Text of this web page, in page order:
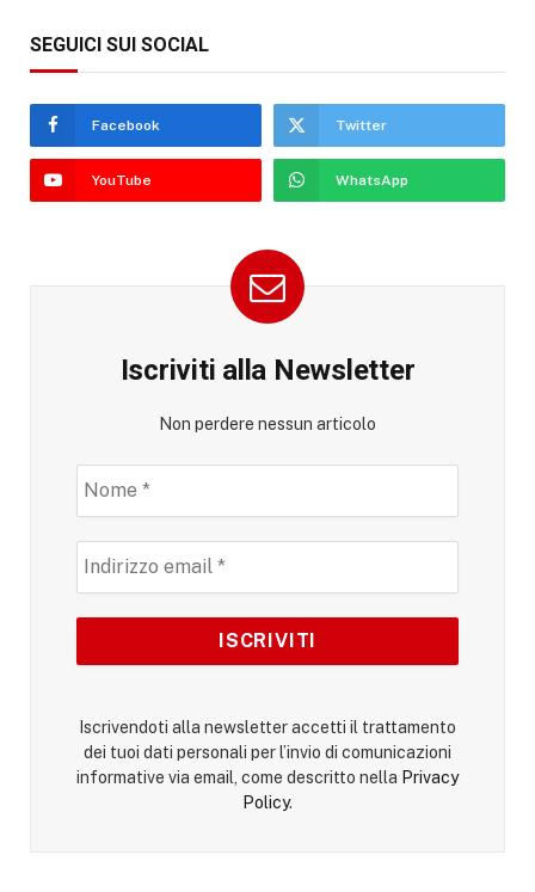
SEGUICI SUI SOCIAL
Facebook Twitter
YouTube WhatsApp
Iscriviti alla Newsletter
Non perdere nessun articolo
Iscrivendoti alla newsletter accetti il trattamento
dei tuoi dati personali per l’invio di comunicazioni
informative via email, come descritto nella Privacy
Policy.